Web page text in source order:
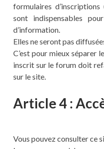
formulaires
sont indispensables
d’information.
Elles ne seront pas
C’est pour mieux séparer
inscrit sur le forum doit
sur le site.
Article 4 :
Vous pouvez consulter ce